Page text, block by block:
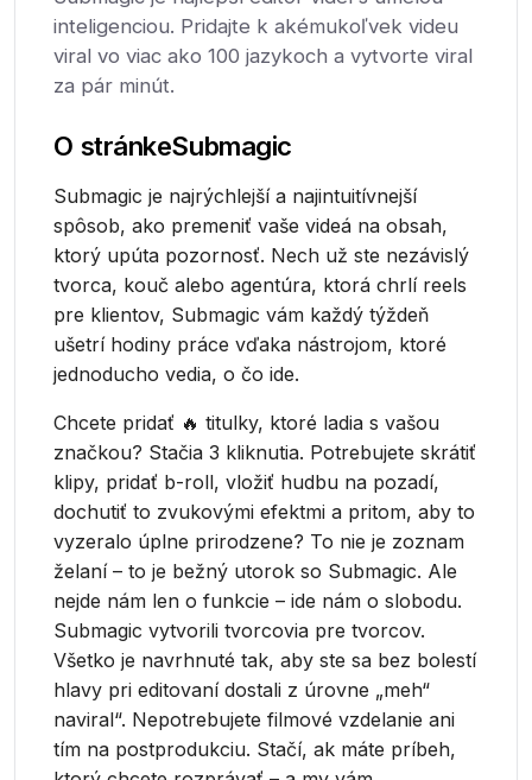
inteligenciou. Pridajte k akémukoľvek videu
viral vo viac ako 100 jazykoch a vytvorte viral
za pár minút.
O stránkeSubmagic
Submagic je najrýchlejší a najintuitívnejší
spôsob, ako premeniť vaše videá na obsah,
ktorý upúta pozornosť. Nech už ste nezávislý
tvorca, kouč alebo agentúra, ktorá chrlí reels
pre klientov, Submagic vám každý týždeň
ušetrí hodiny práce vďaka nástrojom, ktoré
jednoducho vedia, o čo ide.
Chcete pridať 🔥 titulky, ktoré ladia s vašou
značkou? Stačia 3 kliknutia. Potrebujete skrátiť
klipy, pridať b-roll, vložiť hudbu na pozadí,
dochutiť to zvukovými efektmi a pritom, aby to
vyzeralo úplne prirodzene? To nie je zoznam
želaní – to je bežný utorok so Submagic. Ale
nejde nám len o funkcie – ide nám o slobodu.
Submagic vytvorili tvorcovia pre tvorcov.
Všetko je navrhnuté tak, aby ste sa bez bolestí
hlavy pri editovaní dostali z úrovne „meh“
naviral“. Nepotrebujete filmové vzdelanie ani
tím na postprodukciu. Stačí, ak máte príbeh,